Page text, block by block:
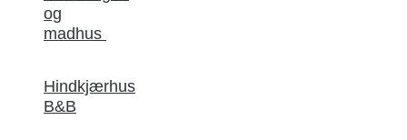
og
madhus
Hindkjærhus
B&B